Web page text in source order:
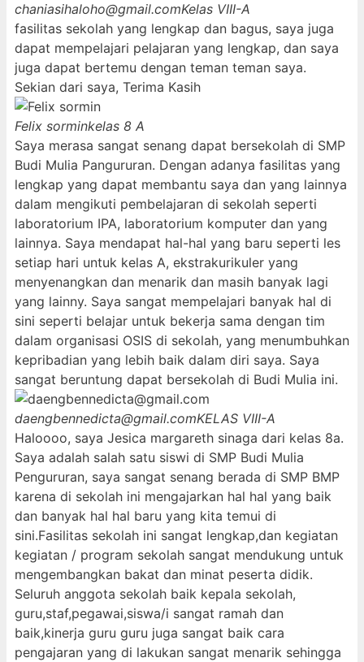
chaniasihaloho@gmail.comKelas VIII-A
fasilitas sekolah yang lengkap dan bagus, saya juga
dapat mempelajari pelajaran yang lengkap, dan saya
juga dapat bertemu dengan teman teman saya.
Sekian dari saya, Terima Kasih
Felix sorminkelas 8 A
Saya merasa sangat senang dapat bersekolah di SMP
Budi Mulia Pangururan. Dengan adanya fasilitas yang
lengkap yang dapat membantu saya dan yang lainnya
dalam mengikuti pembelajaran di sekolah seperti
laboratorium IPA, laboratorium komputer dan yang
lainnya. Saya mendapat hal-hal yang baru seperti les
setiap hari untuk kelas A, ekstrakurikuler yang
menyenangkan dan menarik dan masih banyak lagi
yang lainny. Saya sangat mempelajari banyak hal di
sini seperti belajar untuk bekerja sama dengan tim
dalam organisasi OSIS di sekolah, yang menumbuhkan
kepribadian yang lebih baik dalam diri saya. Saya
sangat beruntung dapat bersekolah di Budi Mulia ini.
daengbennedicta@gmail.comKELAS VIII-A
Haloooo, saya Jesica margareth sinaga dari kelas 8a.
Saya adalah salah satu siswi di SMP Budi Mulia
Pengururan, saya sangat senang berada di SMP BMP
karena di sekolah ini mengajarkan hal hal yang baik
dan banyak hal hal baru yang kita temui di
sini.Fasilitas sekolah ini sangat lengkap,dan kegiatan
kegiatan / program sekolah sangat mendukung untuk
mengembangkan bakat dan minat peserta didik.
Seluruh anggota sekolah baik kepala sekolah,
guru,staf,pegawai,siswa/i sangat ramah dan
baik,kinerja guru guru juga sangat baik cara
pengajaran yang di lakukan sangat menarik sehingga